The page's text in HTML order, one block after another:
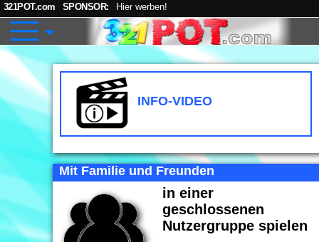
321POT.com SPONSOR: Hier werben!
INFO-VIDEO
INFO-VIDEO
Mit Familie und Freunden
in einer
geschlossenen
Nutzergruppe spielen